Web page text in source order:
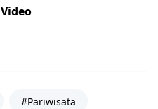
Video
#Pariwisata